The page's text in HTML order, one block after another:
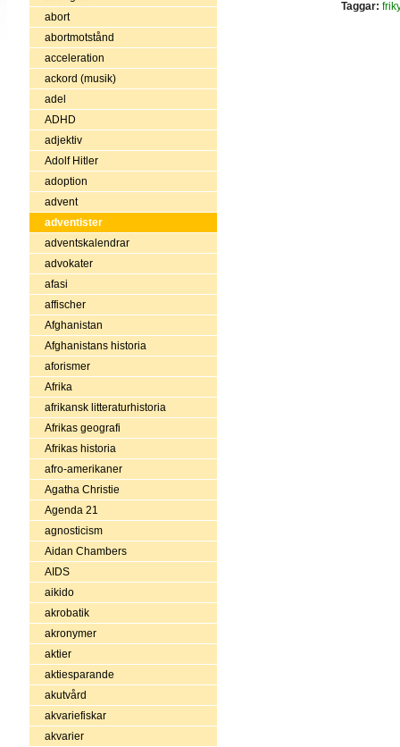
abort
abortmotstånd
acceleration
ackord (musik)
adel
ADHD
adjektiv
Adolf Hitler
adoption
advent
adventister
adventskalendrar
advokater
afasi
affischer
Afghanistan
Afghanistans historia
aforismer
Afrika
afrikansk litteraturhistoria
Afrikas geografi
Afrikas historia
afro-amerikaner
Agatha Christie
Agenda 21
agnosticism
Aidan Chambers
AIDS
aikido
akrobatik
akronymer
aktier
aktiesparande
akutvård
akvariefiskar
akvarier
Taggar: